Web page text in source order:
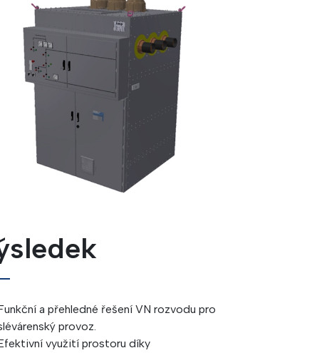
a přehledné řešení VN rozvodu pro
provoz.
využití prostoru díky